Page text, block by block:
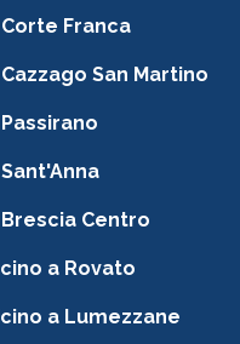
Franca
San Martino
Centro
a Rovato
a Lumezzane